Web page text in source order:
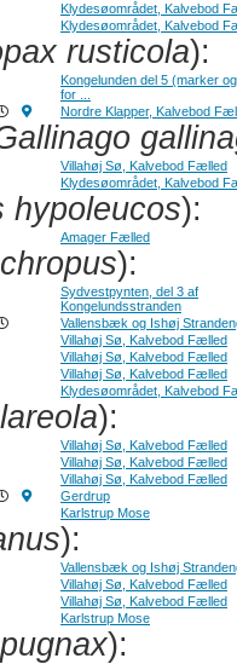
Klydesøområdet, Kalvebod
Klydesøområdet, Kalvebod
rusticola):
Kongelunden del 5 (marker
for ...
Nordre Klapper, Kalvebod
Villahøj Sø, Kalvebod Fælled
Klydesøområdet, Kalvebod
hypoleucos):
Amager Fælled
):
Sydvestpynten, del 3 af
Kongelundsstranden
Vallensbæk og Ishøj
Villahøj Sø, Kalvebod Fælled
Villahøj Sø, Kalvebod Fælled
Villahøj Sø, Kalvebod Fælled
Klydesøområdet, Kalvebod
):
Villahøj Sø, Kalvebod Fælled
Villahøj Sø, Kalvebod Fælled
Villahøj Sø, Kalvebod Fælled
Gerdrup
Karlstrup Mose
):
Vallensbæk og Ishøj
Villahøj Sø, Kalvebod Fælled
Villahøj Sø, Kalvebod Fælled
Karlstrup Mose
):